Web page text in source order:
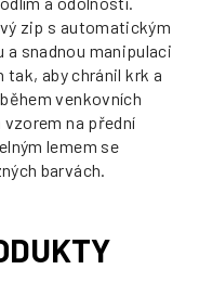
zip s automatickým
snadnou manipulaci
aby chránil krk a
venkovních
na přední
lemem se
barvách.